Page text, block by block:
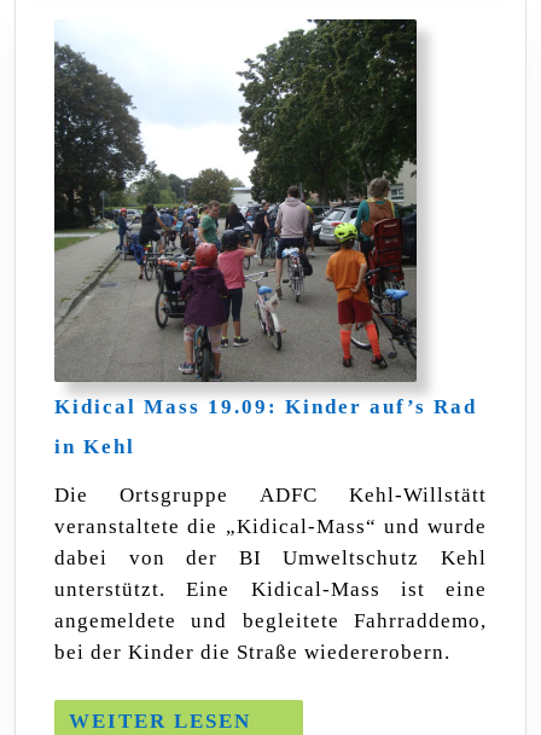
Kidical Mass 19.09: Kinder auf’s Rad
in Kehl
Kinder
auf’s
Rad
Kehl
Die Ortsgruppe ADFC Kehl-Willstätt
veranstaltete die „Kidical-Mass“ und wurde
dabei von der BI Umweltschutz Kehl
unterstützt. Eine Kidical-Mass ist eine
angemeldete und begleitete Fahrraddemo,
bei der Kinder die Straße wiedererobern.
WEITER LESEN